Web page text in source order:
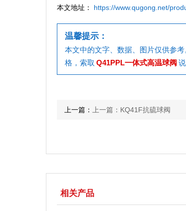
本文地址： https://www.qugong.net/
温馨提示：
本文中的文字、数据、图片仅供参
格，索取 Q41PPL一体式高温球阀
上一篇： 上一篇：KQ41F抗硫球阀
相关产品